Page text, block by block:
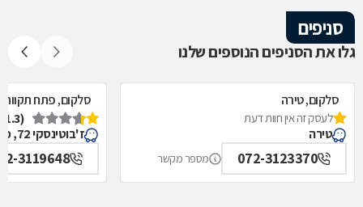
סניפים
גלו את הסניפים הנוספים שלנו
סלקום, טירה
לעסק זה אין חוות דעת
טירה
072-3123370 מספר מקשר
סלקום, פתח תקווה
(1.3)
ז'בוטינסקי 72, פתח תקווה
3119648